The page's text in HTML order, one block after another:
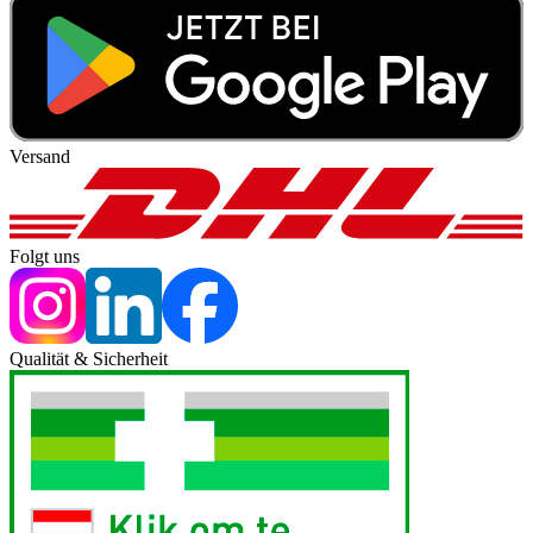
Versand
Folgt uns
Qualität & Sicherheit